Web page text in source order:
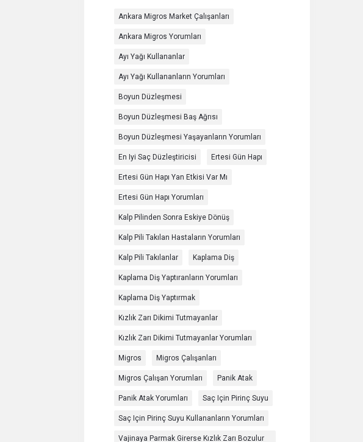
Ankara Migros Market Çalışanları
Ankara Migros Yorumları
Ayı Yağı Kullananlar
Ayı Yağı Kullananların Yorumları
Boyun Düzleşmesi
Boyun Düzleşmesi Baş Ağrısı
Boyun Düzleşmesi Yaşayanların Yorumları
En Iyi Saç Düzleştiricisi Ertesi Gün Hapı
Ertesi Gün Hapı Yan Etkisi Var Mı
Ertesi Gün Hapı Yorumları
Kalp Pilinden Sonra Eskiye Dönüş
Kalp Pili Takılan Hastaların Yorumları
Kalp Pili Takılanlar Kaplama Diş
Kaplama Diş Yaptıranların Yorumları
Kaplama Diş Yaptırmak
Kızlık Zarı Dikimi Tutmayanlar
Kızlık Zarı Dikimi Tutmayanlar Yorumları
Migros Migros Çalışanları
Migros Çalışan Yorumları Panik Atak
Panik Atak Yorumları Saç Için Pirinç Suyu
Saç Için Pirinç Suyu Kullananların Yorumları
Vajinaya Parmak Girerse Kızlık Zarı Bozulur